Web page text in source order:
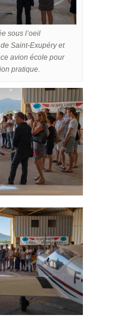
sous l’oeil
Saint-Exupéry et
avion école pour
pratique.